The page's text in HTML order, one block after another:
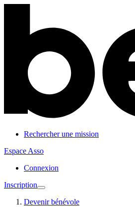
Rechercher une mission
Espace Asso
Connexion
Inscription
Devenir bénévole